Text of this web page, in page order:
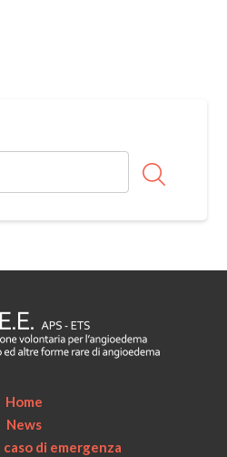
Home
News
caso di emergenza